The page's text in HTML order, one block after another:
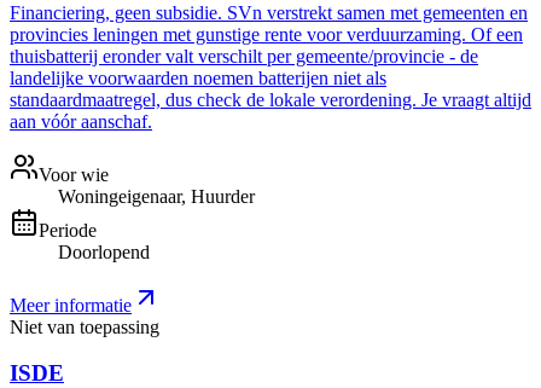
Financiering, geen subsidie. SVn verstrekt samen met gemeenten en
provincies leningen met gunstige rente voor verduurzaming. Of een
thuisbatterij eronder valt verschilt per gemeente/provincie - de
landelijke voorwaarden noemen batterijen niet als
standaardmaatregel, dus check de lokale verordening. Je vraagt altijd
aan vóór aanschaf.
Voor wie
Woningeigenaar, Huurder
Periode
Doorlopend
Meer informatie
Niet van toepassing
ISDE